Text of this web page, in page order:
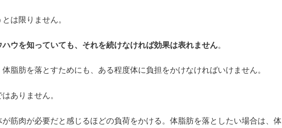
は限りません。
ハウを知っていても、それを続けなければ効果は表れません。
脂肪を落とすためにも、ある程度体に負担をかけなければいけません。
ありません。
筋肉が必要だと感じるほどの負荷をかける。体脂肪を落としたい場合は、体